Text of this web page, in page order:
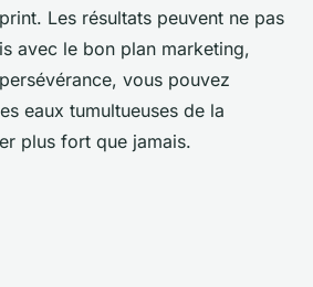
Les résultats peuvent ne pas
avec le bon plan marketing,
vous pouvez
eaux tumultueuses de la
plus fort que jamais.